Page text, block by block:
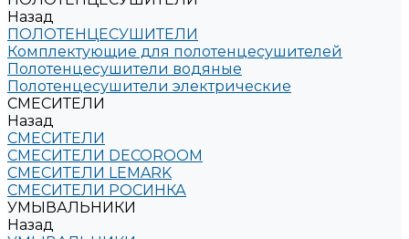
Назад
ПОЛОТЕНЦЕСУШИТЕЛИ
Комплектующие для полотенцесушителей
Полотенцесушители водяные
Полотенцесушители электрические
СМЕСИТЕЛИ
Назад
СМЕСИТЕЛИ
СМЕСИТЕЛИ DECOROOM
СМЕСИТЕЛИ LEMARK
СМЕСИТЕЛИ РОСИНКА
УМЫВАЛЬНИКИ
Назад